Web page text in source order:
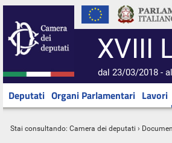
XVIII
dal 23/03/2018 -
Deputati Organi Parlamentari Lavori
Stai consultando: Camera dei deputati ›